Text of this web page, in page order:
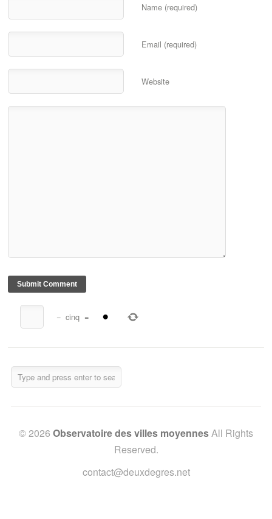
Name (required)
Email (required)
Website
− cinq =
© 2026 Observatoire des villes moyennesAll Rights
Reserved.
contact@deuxdegres.net